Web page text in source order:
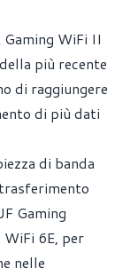
WiFi II
più recente
di raggiungere
di più dati
di banda
Gaming
6E, per
nelle